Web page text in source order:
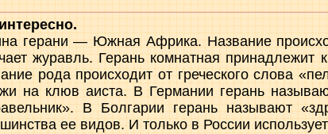
герани — Южная Африка. Название
журавль. Герань комнатная принадлежит
рода происходит от греческого слова
на клюв аиста. В Германии герань
В Болгарии герань называют
ее видов. И только в России